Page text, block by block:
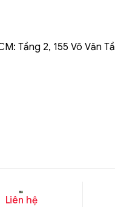
Tầng 2, 155 Võ Văn
Liên hệ